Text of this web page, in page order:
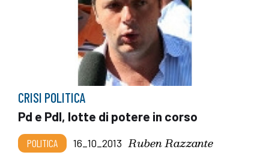
CRISI POLITICA
Pd e Pdl, lotte di potere in corso
POLITICA 16_10_2013 Ruben Razzante